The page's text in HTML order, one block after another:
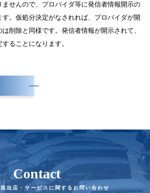
せんので、プロバイダ等に発信者情報開示の
。仮処分決定がなされれば、プロバイダが開
削除と同様です。発信者情報が開示されて、
ることになります。
Contact
出店・サービスに関するお問い合わせ